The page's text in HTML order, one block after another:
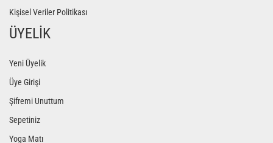
Kişisel Veriler Politikası
ÜYELİK
Yeni Üyelik
Üye Girişi
Şifremi Unuttum
Sepetiniz
Yoga Matı